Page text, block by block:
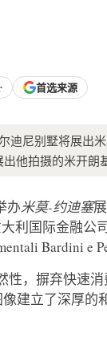
首选来源
迪尼别墅将展出
他拍摄的米开朗
办米莫-约迪塞
利国际金融公
Bardini e
性，摒弃快速
建立了深厚的